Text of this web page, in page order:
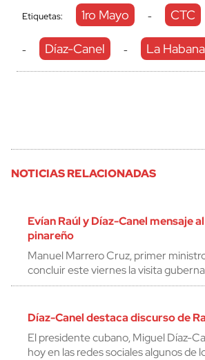
Etiquetas: 1ro Mayo - CTC
- Díaz-Canel - La Habana
NOTICIAS RELACIONADAS
Evían Raúl y Díaz-Canel mensaje
pinareño
Manuel Marrero Cruz, primer
concluir este viernes la visita
Díaz-Canel destaca discurso de
El presidente cubano, Miguel Díaz-
hoy en las redes sociales algunos de